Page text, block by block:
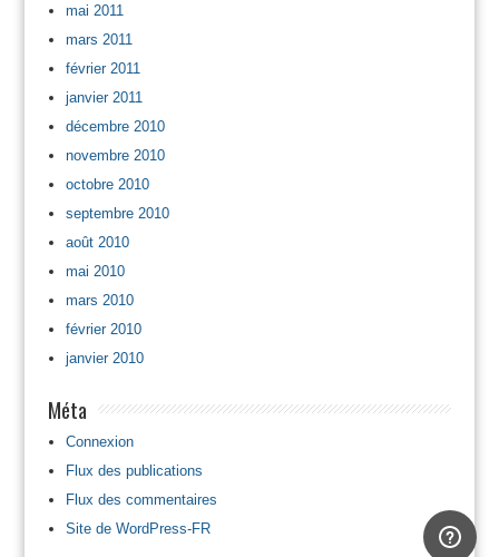
mai 2011
mars 2011
février 2011
janvier 2011
décembre 2010
novembre 2010
octobre 2010
septembre 2010
août 2010
mai 2010
mars 2010
février 2010
janvier 2010
Méta
Connexion
Flux des publications
Flux des commentaires
Site de WordPress-FR